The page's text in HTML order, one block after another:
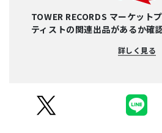
TOWER RECORDS マーケット
ティストの関連出品があるか確
詳しく見る